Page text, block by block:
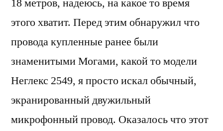
этого хватит. Перед этим обнаружил что
провода купленные ранее были
знаменитыми Могами, какой то модели
Неглекс 2549, я просто искал обычный,
экранированный двужильный
микрофонный провод. Оказалось что этот